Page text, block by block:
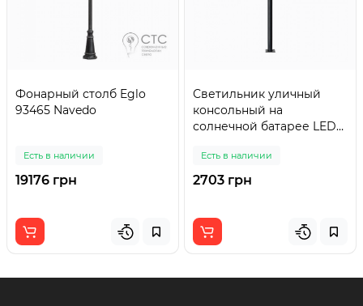
Фонарный столб Eglo
93465 Navedo
Есть в наличии
19176 грн
Светильник уличный
консольный на
солнечной батарее LED
Есть в наличии
2703 грн